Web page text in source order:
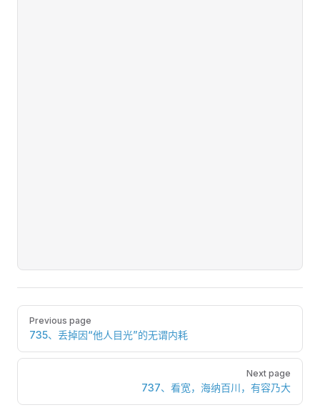
Pager
Previous page
735、丢掉因“他人目光”的无谓内耗
Next page
737、看宽，海纳百川，有容乃大